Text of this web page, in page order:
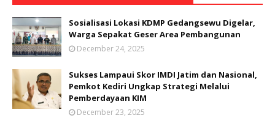
Sosialisasi Lokasi KDMP Gedangsewu Digelar,
Warga Sepakat Geser Area Pembangunan
December 24, 2025
Sukses Lampaui Skor IMDI Jatim dan Nasional,
Pemkot Kediri Ungkap Strategi Melalui
Pemberdayaan KIM
December 23, 2025